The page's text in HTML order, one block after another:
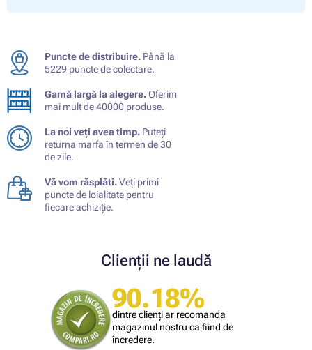
Puncte de distribuire. Până la
5229 puncte de colectare.
Gamă largă la alegere.Oferim
mai mult de 40000 produse.
La noi veți avea timp. Puteți
returna marfa în termen de 30
de zile.
Vă vom răsplăti.Veți primi
puncte de loialitate pentru
fiecare achiziție.
Clienții ne laudă
90.18%
dintre clienți ar recomanda
magazinul nostru ca fiind de
încredere.